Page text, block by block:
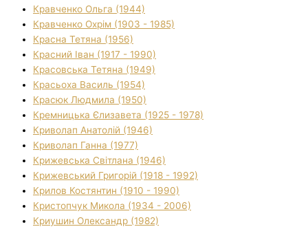
Кравченко Ольга (1944)
Кравченко Охрім (1903 - 1985)
Красна Тетяна (1956)
Красний Іван (1917 - 1990)
Красовська Тетяна (1949)
Красьоха Василь (1954)
Красюк Людмила (1950)
Кремницька Єлизавета (1925 - 1978)
Криволап Анатолій (1946)
Криволап Ганна (1977)
Крижевська Світлана (1946)
Крижевський Григорій (1918 - 1992)
Крилов Костянтин (1910 - 1990)
Кристопчук Микола (1934 - 2006)
Криушин Олександр (1982)